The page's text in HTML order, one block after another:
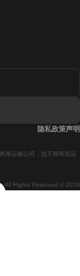
All Rights Reserved © 2026
路运输公司，也不拥有或运
隐私政策声明